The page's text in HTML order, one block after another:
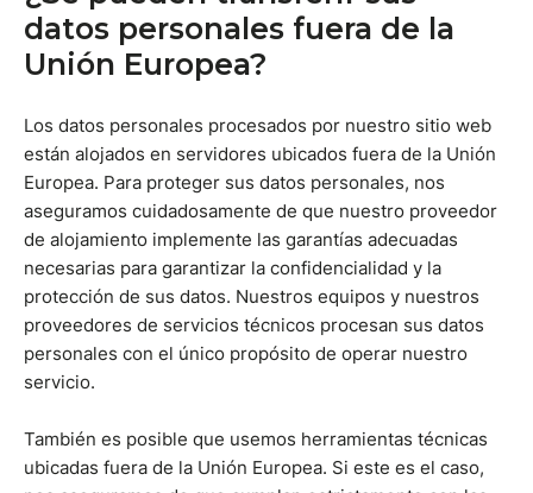
datos personales fuera de la
Unión Europea?
Los datos personales procesados por nuestro sitio web
están alojados en servidores ubicados fuera de la Unión
Europea. Para proteger sus datos personales, nos
aseguramos cuidadosamente de que nuestro proveedor
de alojamiento implemente las garantías adecuadas
necesarias para garantizar la confidencialidad y la
protección de sus datos. Nuestros equipos y nuestros
proveedores de servicios técnicos procesan sus datos
personales con el único propósito de operar nuestro
servicio.
También es posible que usemos herramientas técnicas
ubicadas fuera de la Unión Europea. Si este es el caso,